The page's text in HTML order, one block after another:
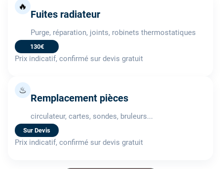
🔥
Fuites radiateur
Purge, réparation, joints, robinets thermostatiques
130€
Prix indicatif, confirmé sur devis gratuit
♨
Remplacement pièces
circulateur, cartes, sondes, bruleurs...
Sur Devis
Prix indicatif, confirmé sur devis gratuit